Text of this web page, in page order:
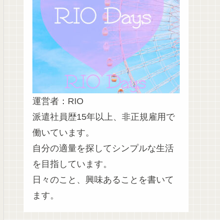
運営者：RIO
派遣社員歴15年以上、非正規雇用で
働いています。
自分の適量を探してシンプルな生活
を目指しています。
日々のこと、興味あることを書いて
ます。